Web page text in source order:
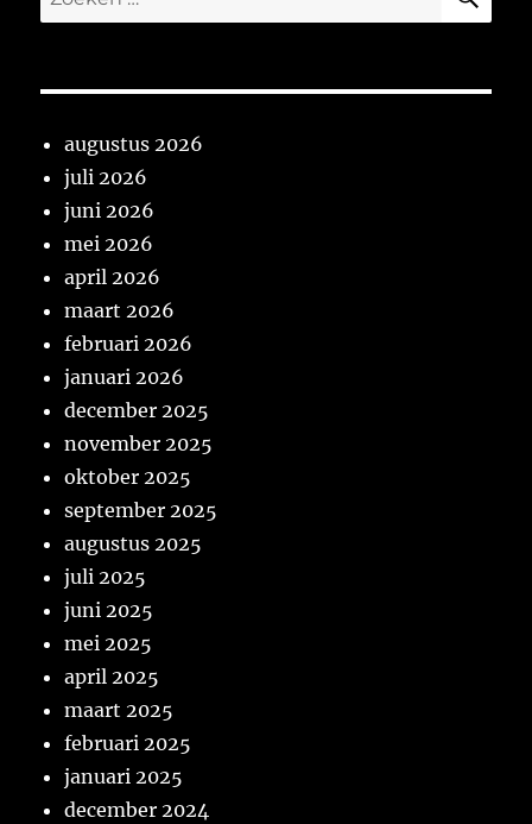
naar:
augustus 2026
juli 2026
juni 2026
mei 2026
april 2026
maart 2026
februari 2026
januari 2026
december 2025
november 2025
oktober 2025
september 2025
augustus 2025
juli 2025
juni 2025
mei 2025
april 2025
maart 2025
februari 2025
januari 2025
december 2024